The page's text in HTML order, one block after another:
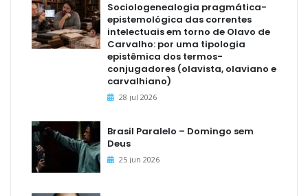
Sociologenealogia pragmática-
epistemológica das correntes
intelectuais em torno de Olavo de
Carvalho: por uma tipologia
epistêmica dos termos-
conjugadores (olavista, olaviano e
carvalhiano)
28 jul 2026
Brasil Paralelo – Domingo sem
Deus
25 jun 2026